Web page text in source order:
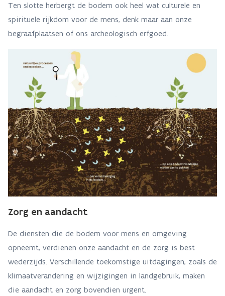
Ten slotte herbergt de bodem ook heel wat culturele en
spirituele rijkdom voor de mens, denk maar aan onze
begraafplaatsen of ons archeologisch erfgoed.
Zorg en aandacht
De diensten die de bodem voor mens en omgeving
opneemt, verdienen onze aandacht en de zorg is best
wederzijds. Verschillende toekomstige uitdagingen, zoals de
klimaatverandering en wijzigingen in landgebruik, maken
die aandacht en zorg bovendien urgent.